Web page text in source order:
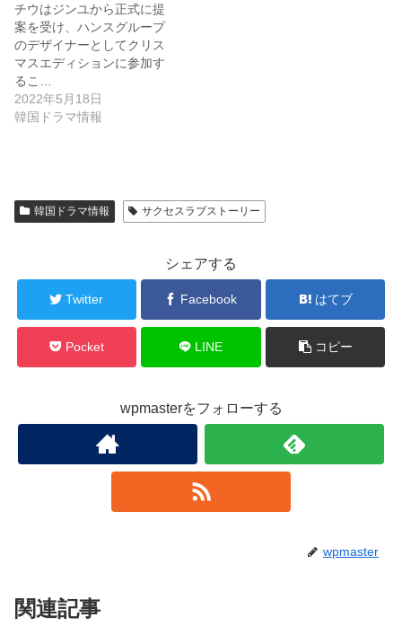
チウはジンユから正式に提
案を受け、ハンスグループ
のデザイナーとしてクリス
マスエディションに参加す
るこ…
2022年5月18日
韓国ドラマ情報
韓国ドラマ情報 サクセスラブストーリー
シェアする
Twitter Facebook はてブ
Pocket LINE コピー
wpmasterをフォローする
wpmaster
関連記事